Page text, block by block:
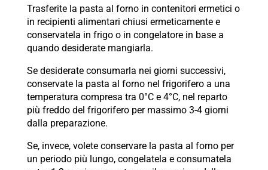
Trasferite la pasta al forno in contenitori ermetici o
in recipienti alimentari chiusi ermeticamente e
conservatela in frigo o in congelatore in base a
quando desiderate mangiarla.
Se desiderate consumarla nei giorni successivi,
conservate la pasta al forno nel frigorifero a una
temperatura compresa tra 0°C e 4°C, nel reparto
più freddo del frigorifero per massimo 3-4 giorni
dalla preparazione.
Se, invece, volete conservare la pasta al forno per
un periodo più lungo, congelatela e consumatela